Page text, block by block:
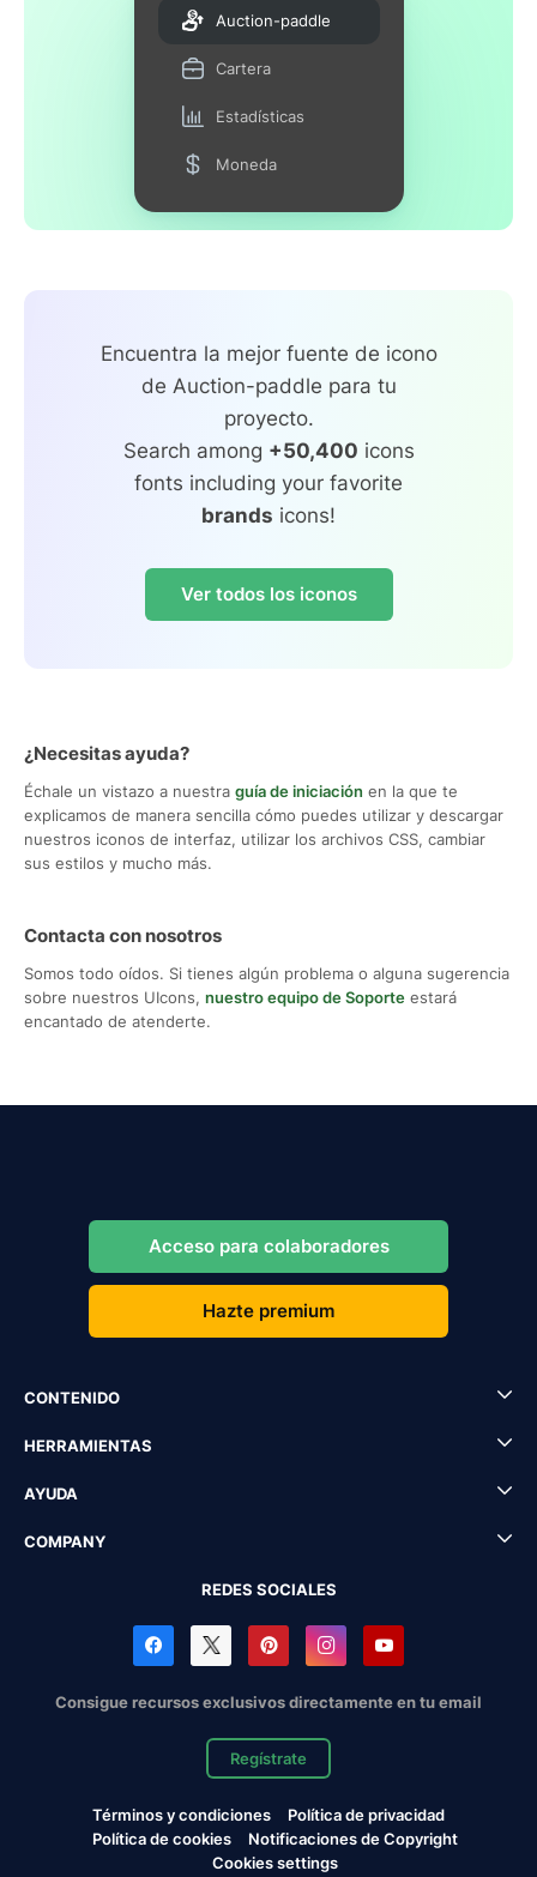
Auction-paddle
Cartera
Estadísticas
Moneda
Encuentra la mejor fuente de icono
de Auction-paddle para tu
proyecto.
Search among +50,400 icons
fonts including your favorite
brands icons!
Ver todos los iconos
¿Necesitas ayuda?
Échale un vistazo a nuestra guía de iniciación en la que te
explicamos de manera sencilla cómo puedes utilizar y descargar
nuestros iconos de interfaz, utilizar los archivos CSS, cambiar
sus estilos y mucho más.
Contacta con nosotros
Somos todo oídos. Si tienes algún problema o alguna sugerencia
sobre nuestros UIcons, nuestro equipo de Soporte estará
encantado de atenderte.
Acceso para colaboradores
Hazte premium
CONTENIDO
HERRAMIENTAS
AYUDA
COMPANY
REDES SOCIALES
Consigue recursos exclusivos directamente en tu email
Regístrate
Términos y condiciones
Política de privacidad
Política de cookies
Notificaciones de Copyright
Cookies settings